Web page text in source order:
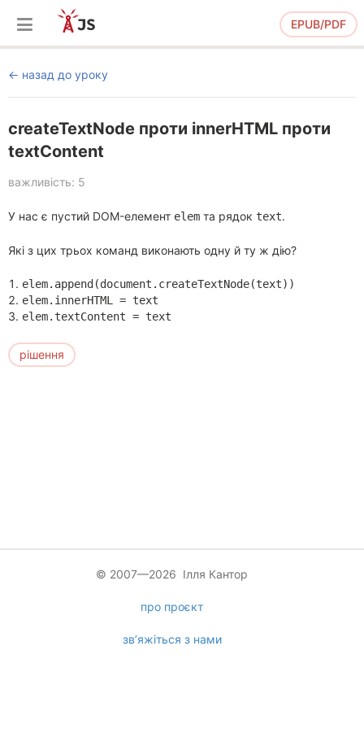
EPUB/PDF
назад до уроку
createTextNode проти innerHTML проти
textContent
важливість: 5
У нас є пустий DOM-елемент elem та рядок text.
Які з цих трьох команд виконають одну й ту ж дію?
elem.append(document.createTextNode(text))
elem.innerHTML = text
elem.textContent = text
рішення
© 2007—2026 Ілля Кантор
про проєкт
зв’яжіться з нами